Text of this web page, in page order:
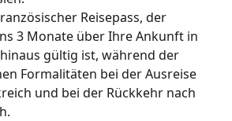
Reisepass, der
3 Monate über Ihre Ankunft in
gültig ist, während der
Formalitäten bei der Ausreise
und bei der Rückkehr nach